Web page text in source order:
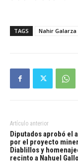
TAGS Nahir Galarza
Artículo anterior
Diputados aprobó el
por el proyecto
Diablillos y
recinto a Nahuel Gallo